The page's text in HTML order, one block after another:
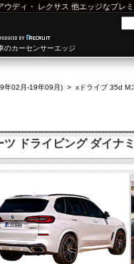
ウディ ・ レクサス 他エッジなプレ
のカーセンサーエッジ
年02月-19年09月) > xドライブ 35d M
ドライビング ダイナ